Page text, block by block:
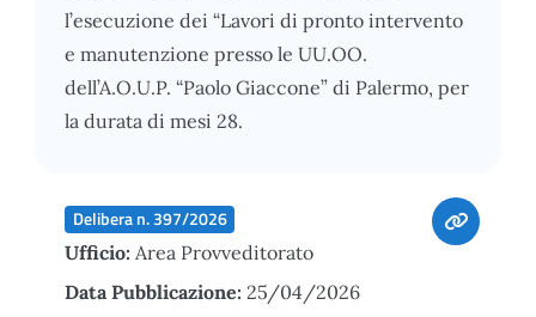
l’esecuzione dei “Lavori di pronto intervento
e manutenzione presso le UU.OO.
dell’A.O.U.P. “Paolo Giaccone” di Palermo, per
la durata di mesi 28.
Delibera n. 397/2026
Ufficio: Area Provveditorato
Data Pubblicazione: 25/04/2026